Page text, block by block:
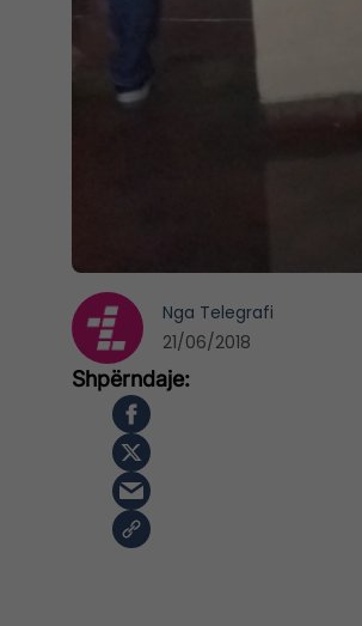
Nga Telegrafi
21/06/2018